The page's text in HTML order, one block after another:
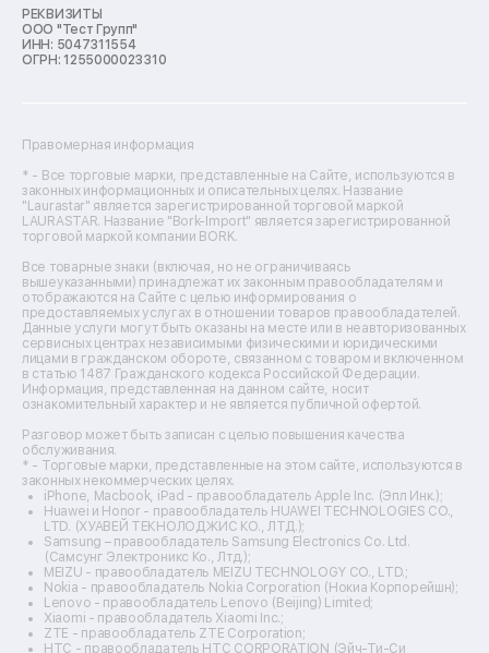
Ремонт морозильных камер
Ремонт отпаривателей
Ремонт плоттеров
Ремонт фенов
Ремонт цифровых биноклей
Ремонт тепловизоров
Ремонт массажных кресел
Ремонт водонагревателей
Ремонт вытяжек
Ремонт источников бесперебойного питания
Ремонт пароварок
Ремонт микшерных пультов
Ремонт dj-пультов
Ремонт кухонных плит
Ремонт стедикамов
Ремонт оптических прицелов
Ремонт электровелосипедов
Ремонт видеокамер
Ремонт эхолотов
Ремонт 3d-принтеров
Ремонт прицелов ночного видения
Ремонт винных шкафов
Ремонт выпрямителей
Ремонт сушилок для рук
Ремонт дальномеров
Ремонт снегоуборщиков
РЕКВИЗИТЫ
ООО "Тест Групп"
ИНН: 5047311554
ОГРН: 1255000023310
Правомерная информация
* - Все торговые марки, представленные на Сайте, используются в
законных информационных и описательных целях. Название
"Laurastar" является зарегистрированной торговой маркой
LAURASTAR. Название "Bork-Import" является зарегистрированной
торговой маркой компании BORK.
Все товарные знаки (включая, но не ограничиваясь
вышеуказанными) принадлежат их законным правообладателям и
отображаются на Сайте с целью информирования о
предоставляемых услугах в отношении товаров правообладателей.
Данные услуги могут быть оказаны на месте или в неавторизованных
сервисных центрах независимыми физическими и юридическими
лицами в гражданском обороте, связанном с товаром и включенном
в статью 1487 Гражданского кодекса Российской Федерации.
Информация, представленная на данном сайте, носит
ознакомительный характер и не является публичной офертой.
Разговор может быть записан с целью повышения качества
обслуживания.
* - Торговые марки, представленные на этом сайте, используются в
законных некоммерческих целях.
iPhone, Macbook, iPad - правообладатель Apple Inc. (Эпл Инк.);
Huawei и Honor - правообладатель HUAWEI TECHNOLOGIES CO.,
LTD. (ХУАВЕЙ ТЕКНОЛОДЖИС КО., ЛТД.);
Samsung – правообладатель Samsung Electronics Co. Ltd.
(Самсунг Электроникс Ко., Лтд.);
MEIZU - правообладатель MEIZU TECHNOLOGY CO., LTD.;
Nokia - правообладатель Nokia Corporation (Нокиа Корпорейшн);
Lenovo - правообладатель Lenovo (Beijing) Limited;
Xiaomi - правообладатель Xiaomi Inc.;
ZTE - правообладатель ZTE Corporation;
HTC - правообладатель HTC CORPORATION (Эйч-Ти-Си